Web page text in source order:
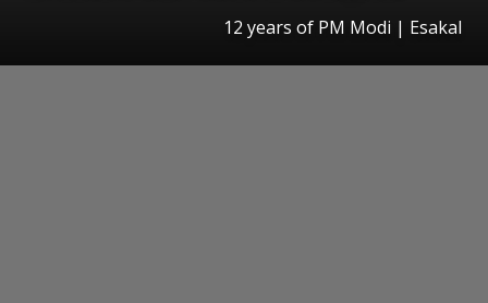
12 years of PM Modi | Esakal